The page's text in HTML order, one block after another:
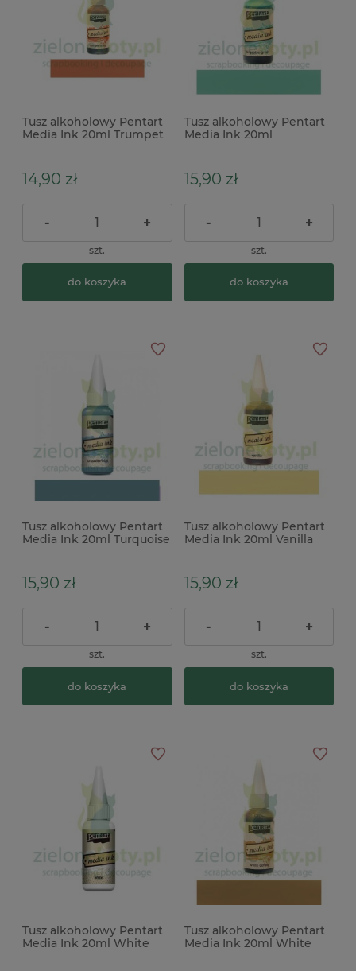
Tusz alkoholowy Pentart
Media Ink 20ml Trumpet
14,90 zł
- +
szt.
do koszyka
Tusz alkoholowy Pentart
Media Ink 20ml
15,90 zł
- +
szt.
do koszyka
Tusz alkoholowy Pentart
Media Ink 20ml Turquoise
15,90 zł
- +
szt.
do koszyka
Tusz alkoholowy Pentart
Media Ink 20ml Vanilla
15,90 zł
- +
szt.
do koszyka
Tusz alkoholowy Pentart
Media Ink 20ml White
Tusz alkoholowy Pentart
Media Ink 20ml White